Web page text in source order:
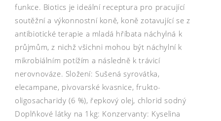
funkce. Biotics je ideální receptura pro pracující
soutěžní a výkonnostní koně, koně zotavující se z
antibiotické terapie a mladá hříbata náchylná k
průjmům, z nichž všichni mohou být náchylní k
mikrobiálním potížím a následně k trávicí
nerovnováze. Složení: Sušená syrovátka,
elecampane, pivovarské kvasnice, frukto-
oligosacharidy (6 %), řepkový olej, chlorid sodný
Doplňkové látky na 1kg: Konzervanty: Kyselina